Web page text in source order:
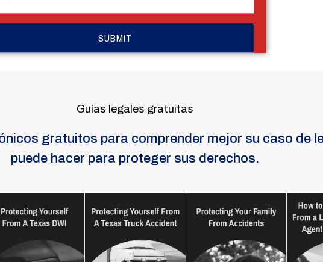
Guías legales gratuitas
gratuitos para comprender mejor su caso de
puede hacer para proteger sus derechos.